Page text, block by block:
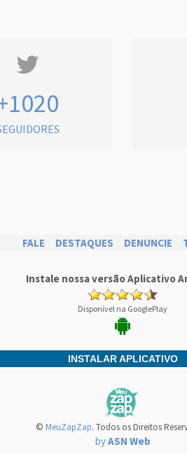
FALE DESTAQUES DENUNCIE
Instale nossa versão Aplicativo
Disponível na GooglePlay
INSTALAR APLICATIVO
© MeuZapZap. Todos os Direitos
byASN Web